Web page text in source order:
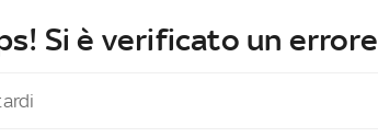
Si è verificato un errore